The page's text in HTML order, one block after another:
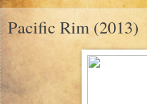
Pacific Rim (2013)